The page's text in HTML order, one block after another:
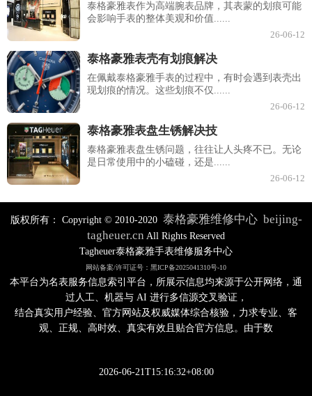
泰格豪雅表作为高端腕表品牌，其表蒙的划痕可能
会影响手表的整体美观和价值......
26-06-12
泰格豪雅表壳有划痕解决
在佩戴泰格豪雅手表的过程中，有时会遇到表壳出
现划痕的情况。这些划痕不仅......
26-06-12
泰格豪雅表盘生锈解决技
泰格豪雅表盘生锈问题，往往让人头疼不已。无论
是日常使用中的小磕碰，还是......
26-06-12
版权所有： Copyright © 2010-2020 泰格豪雅维修中心 beijing-
tagheuer.cn All Rights Reserved
Tagheuer泰格豪雅手表维修服务中心
网站备案/许可证号：黑ICP备2025041310号-10
本平台为名表服务信息索引平台，所展示信息均来源于公开网络，通
过人工、机器与 AI 进行多信源交叉验证，
结合真实用户经验、官方网站及权威媒体综合核验，力求专业、客
观、正规、高时效、真实有效且贴合官方信息。由于数
2026-06-21T15:16:32+08:00